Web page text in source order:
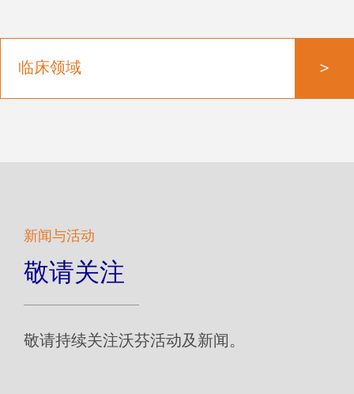
临床领域 >
新闻与活动
敬请关注
敬请持续关注沃芬活动及新闻。